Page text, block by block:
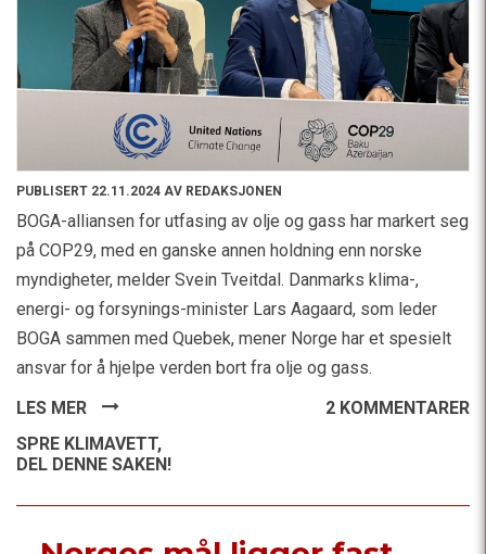
PUBLISERT 22.11.2024 AV REDAKSJONEN
BOGA-alliansen for utfasing av olje og gass har markert seg
på COP29, med en ganske annen holdning enn norske
myndigheter, melder Svein Tveitdal. Danmarks klima-,
energi- og forsynings-minister Lars Aagaard, som leder
BOGA sammen med Quebek, mener Norge har et spesielt
ansvar for å hjelpe verden bort fra olje og gass.
LES MER
2 KOMMENTARER
SPRE KLIMAVETT,
DEL DENNE SAKEN!